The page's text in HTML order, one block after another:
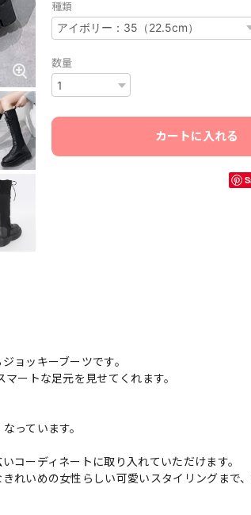
種類
数量
カートに入れる
ョッキーブーツです。
ートな足元を見せてくれます。
っています。
コーディネートに取り入れていただけます。
れいめの女性らしい可愛いスタイリングまで